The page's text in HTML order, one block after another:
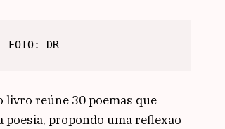
DR
livro reúne 30 poemas que
propondo uma reflexão